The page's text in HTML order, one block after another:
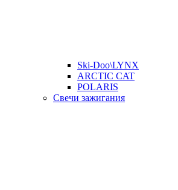
Ski-Doo\LYNX
ARCTIC CAT
POLARIS
Свечи зажигания